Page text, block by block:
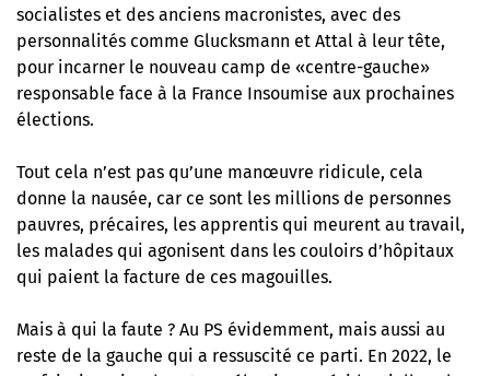
socialistes et des anciens macronistes, avec des
personnalités comme Glucksmann et Attal à leur tête,
pour incarner le nouveau camp de «centre-gauche»
responsable face à la France Insoumise aux prochaines
élections.
Tout cela n’est pas qu’une manœuvre ridicule, cela
donne la nausée, car ce sont les millions de personnes
pauvres, précaires, les apprentis qui meurent au travail,
les malades qui agonisent dans les couloirs d’hôpitaux
qui paient la facture de ces magouilles.
Mais à qui la faute ? Au PS évidemment, mais aussi au
reste de la gauche qui a ressuscité ce parti. En 2022, le